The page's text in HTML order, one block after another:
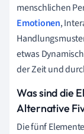
menschlichen
Emotionen,
etwas
der Zeit und
Was sind die
Alternative
Die fünf